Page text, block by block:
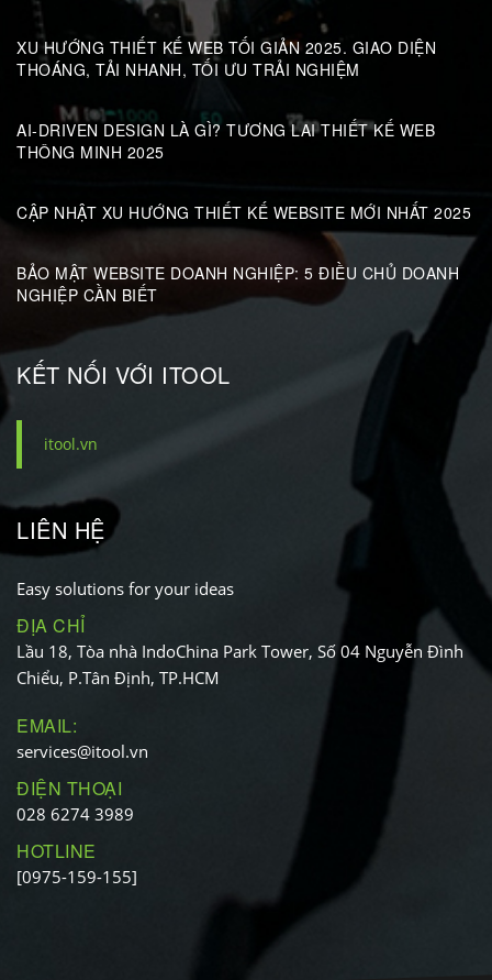
XU HƯỚNG THIẾT KẾ WEB TỐI GIẢN 2025. GIAO DIỆN
THOÁNG, TẢI NHANH, TỐI ƯU TRẢI NGHIỆM
AI-DRIVEN DESIGN LÀ GÌ? TƯƠNG LAI THIẾT KẾ WEB
THÔNG MINH 2025
CẬP NHẬT XU HƯỚNG THIẾT KẾ WEBSITE MỚI NHẤT 2025
BẢO MẬT WEBSITE DOANH NGHIỆP: 5 ĐIỀU CHỦ DOANH
NGHIỆP CẦN BIẾT
KẾT NỐI VỚI ITOOL
itool.vn
LIÊN HỆ
Easy solutions for your ideas
ĐỊA CHỈ
Lầu 18, Tòa nhà IndoChina Park Tower, Số 04 Nguyễn Đình
Chiểu, P.Tân Định, TP.HCM
EMAIL:
services@itool.vn
ĐIỆN THOẠI
028 6274 3989
HOTLINE
[0975-159-155]